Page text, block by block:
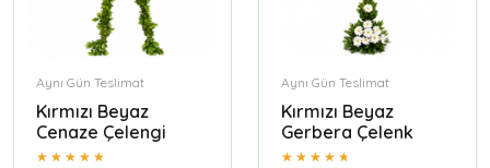
Aynı Gün Teslimat
Kırmızı Beyaz
Cenaze Çelengi
Aynı Gün Teslimat
Kırmızı Beyaz
Gerbera Çelenk